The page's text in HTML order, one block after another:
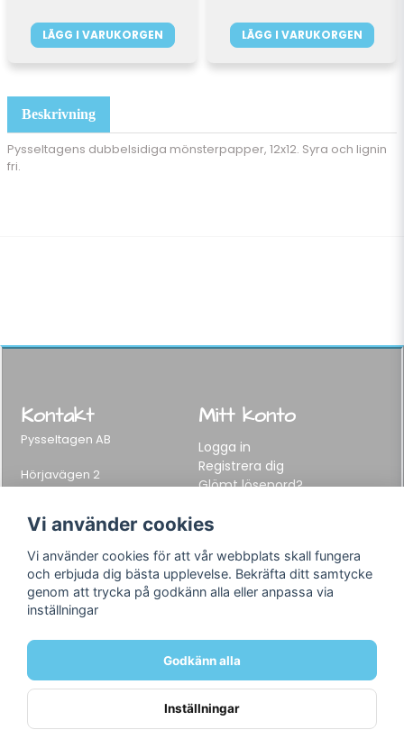
Beskrivning
Pysseltagens dubbelsidiga mönsterpapper, 12x12. Syra och lignin
fri.
LÄGG I VARUKORGEN LÄGG I VARUKORGEN
Kontakt
Pysseltagen AB
Hörjavägen 2
282 34 Tyringe, Sweden
E-post:info@pysseltagen.se
Mitt konto
Logga in
Registrera dig
Glömt lösenord?
Info
Varumärken
Om oss
Kontakt
Följ oss
Vi använder cookies
Vi använder cookies för att vår webbplats skall fungera
och erbjuda dig bästa upplevelse. Bekräfta ditt samtycke
genom att trycka på godkänn alla eller anpassa via
inställningar
Godkänn alla
Inställningar